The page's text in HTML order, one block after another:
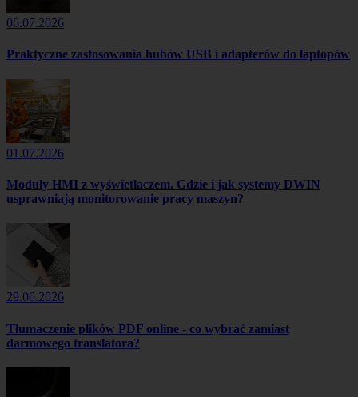
06.07.2026
Praktyczne zastosowania hubów USB i adapterów do laptopów
01.07.2026
Moduły HMI z wyświetlaczem. Gdzie i jak systemy DWIN
usprawniają monitorowanie pracy maszyn?
29.06.2026
Tłumaczenie plików PDF online - co wybrać zamiast
darmowego translatora?